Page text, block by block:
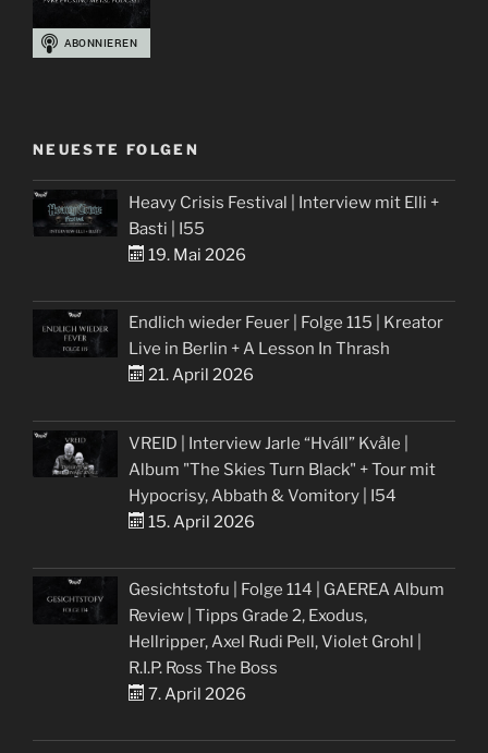
NEUESTE FOLGEN
Heavy Crisis Festival | Interview mit Elli +
Basti | I55
19. Mai 2026
Endlich wieder Feuer | Folge 115 | Kreator
Live in Berlin + A Lesson In Thrash
21. April 2026
VREID | Interview Jarle “Hváll” Kvåle |
Album "The Skies Turn Black" + Tour mit
Hypocrisy, Abbath & Vomitory | I54
15. April 2026
Gesichtstofu | Folge 114 | GAEREA Album
Review | Tipps Grade 2, Exodus,
Hellripper, Axel Rudi Pell, Violet Grohl |
R.I.P. Ross The Boss
7. April 2026